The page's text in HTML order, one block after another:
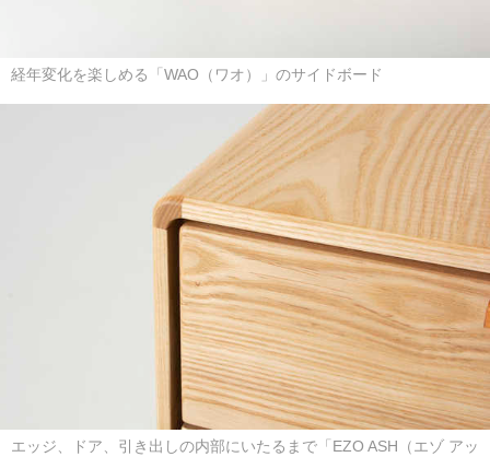
経年変化を楽しめる「WAO（ワオ）」のサイドボード
エッジ、ドア、引き出しの内部にいたるまで「EZO ASH（エゾ アッ